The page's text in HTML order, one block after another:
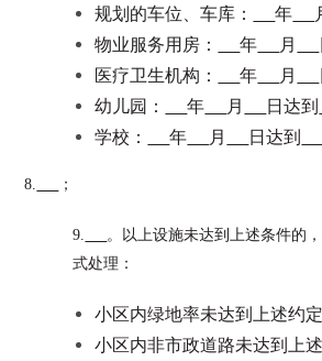
规划的车位、车库：
年
物业服务用房：
年 月
医疗卫生机构：
年 月
幼儿园：
年 月 日达到
学校：
年 月 日达到
8. ；
9.
。以上设施未达到上述条件的
式处理：
小区内绿地率未达到上述约定
小区内非市政道路未达到上